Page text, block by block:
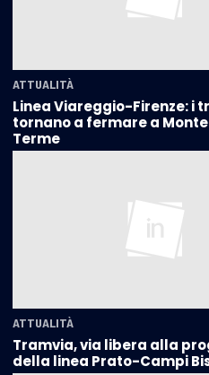
ATTUALITÀ
Linea Viareggio-Firenze: i
tornano a fermare a
Terme
ATTUALITÀ
Tramvia, via libera alla
della linea Prato-Campi